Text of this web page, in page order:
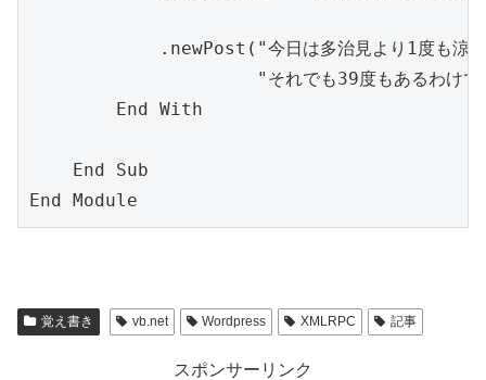
.newPost("今日は多治見より1度も涼
"それでも39度もあるわけ
        End With
    End Sub
覚え書き vb.net Wordpress XMLRPC 記事
スポンサーリンク